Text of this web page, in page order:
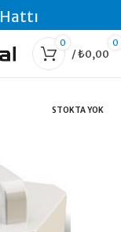
0 0
/₺0,00
STOKTA YOK